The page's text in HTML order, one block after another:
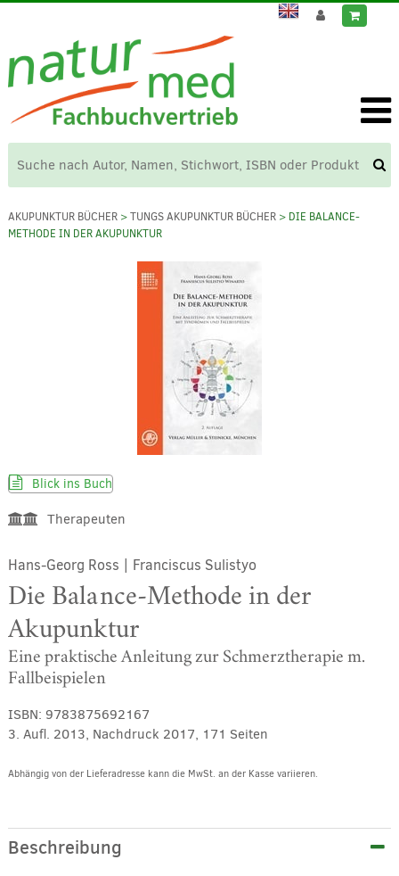
AKUPUNKTUR BÜCHER>TUNGS AKUPUNKTUR BÜCHER> DIE BALANCE-
METHODE IN DER AKUPUNKTUR
Blick ins Buch
Therapeuten
Hans-Georg Ross | Franciscus Sulistyo
Die Balance-Methode in der
Akupunktur
Eine praktische Anleitung zur Schmerztherapie m.
Fallbeispielen
ISBN: 9783875692167
3. Aufl. 2013, Nachdruck 2017, 171 Seiten
Abhängig von der Lieferadresse kann die MwSt. an der Kasse variieren.
Beschreibung